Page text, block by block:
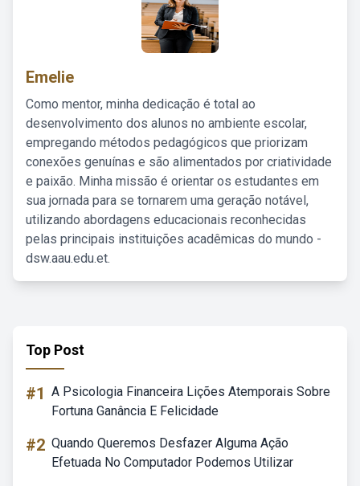
Emelie
Como mentor, minha dedicação é total ao
desenvolvimento dos alunos no ambiente escolar,
empregando métodos pedagógicos que priorizam
conexões genuínas e são alimentados por criatividade
e paixão. Minha missão é orientar os estudantes em
sua jornada para se tornarem uma geração notável,
utilizando abordagens educacionais reconhecidas
pelas principais instituições acadêmicas do mundo -
dsw.aau.edu.et.
Top Post
#1 A Psicologia Financeira Lições Atemporais Sobre
Fortuna Ganância E Felicidade
#2 Quando Queremos Desfazer Alguma Ação
Efetuada No Computador Podemos Utilizar